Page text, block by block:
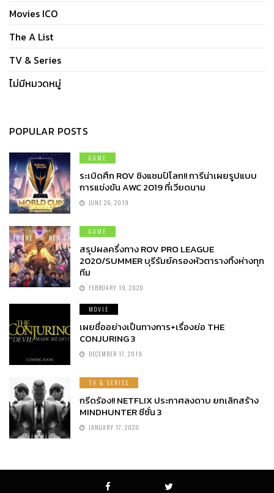
Movies ICO
The A List
TV & Series
ไม่มีหมวดหมู่
POPULAR POSTS
GAME
ระเบิดศึก ROV ชิงแชมป์โลก!! การีน่าเผยรูปแบบ
การแข่งขัน AWC 2019 ที่เวียดนาม
JUNE 26, 2019
GAME
สรุปผลครึ่งทาง ROV PRO LEAGUE
2020/SUMMER บุรีรัมย์ครองหัวตารางทิ้งห่างทุก
ทีม
FEBRUARY 19, 2020
MOVIE
เผยชื่ออย่างเป็นทางการ+เรื่องย่อ THE
CONJURING 3
DECEMBER 17, 2019
TV & SERIES
กรีดร้อง!! NETFLIX ประกาศลงดาบ ยกเลิกสร้าง
MINDHUNTER ซีซั่น 3
JANUARY 17, 2020